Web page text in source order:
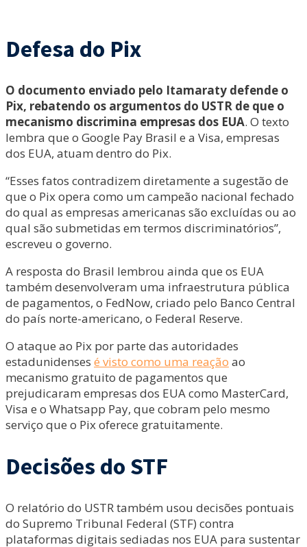
Defesa do Pix
O documento enviado pelo Itamaraty defende o
Pix, rebatendo os argumentos do USTR de que o
mecanismo discrimina empresas dos EUA. O texto
lembra que o Google Pay Brasil e a Visa, empresas
dos EUA, atuam dentro do Pix.
“Esses fatos contradizem diretamente a sugestão de
que o Pix opera como um campeão nacional fechado
do qual as empresas americanas são excluídas ou ao
qual são submetidas em termos discriminatórios”,
escreveu o governo.
A resposta do Brasil lembrou ainda que os EUA
também desenvolveram uma infraestrutura pública
de pagamentos, o FedNow, criado pelo Banco Central
do país norte-americano, o Federal Reserve.
O ataque ao Pix por parte das autoridades
estadunidenses é visto como uma reação ao
mecanismo gratuito de pagamentos que
prejudicaram empresas dos EUA como MasterCard,
Visa e o Whatsapp Pay, que cobram pelo mesmo
serviço que o Pix oferece gratuitamente.
Decisões do STF
O relatório do USTR também usou decisões pontuais
do Supremo Tribunal Federal (STF) contra
plataformas digitais sediadas nos EUA para sustentar